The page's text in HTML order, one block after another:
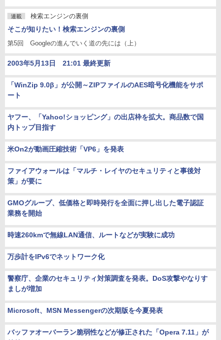
連載 検索エンジンの裏側
そこが知りたい！検索エンジンの裏側
第5回 Googleの進んでいく道の先には（上）
2003年5月13日 21:01 最終更新
「WinZip 9.0β」が公開～ZIPファイルのAES暗号化機能をサポ
ート
ヤフー、「Yahoo!ショッピング」の出店枠を拡大。商品数で国
内トップ目指す
米On2が動画圧縮技術「VP6」を発表
ファイアウォールは「マルチ・レイヤのセキュリティと事後対
策」が要に
GMOグループ、低価格と即時発行を全面に押し出した電子認証
業務を開始
時速260kmで無線LAN通信、ルートなどが実験に成功
万歩計をIPv6でネットワーク化
警察庁、企業のセキュリティ対策調査を発表。DoS攻撃やなりす
ましが増加
Microsoft、MSN Messengerの次期版を今夏発表
バッファオーバーラン脆弱性などが修正された「Opera 7.11」が